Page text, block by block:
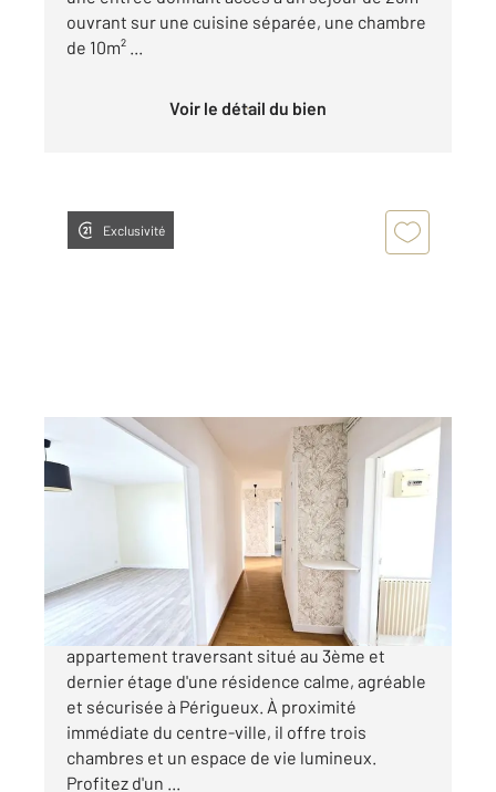
ouvrant sur une cuisine séparée, une chambre
de 10m² ...
Voir le détail du bien
Exclusivité
PERIGUEUX 24
74,80 m
, 4 pièces
Ref : 20816
Appartement F4 à vendre
125 700 €
PERIGUEUX - SECTEUR VESONE Découvrez cet
appartement traversant situé au 3ème et
dernier étage d'une résidence calme, agréable
et sécurisée à Périgueux. À proximité
immédiate du centre-ville, il offre trois
chambres et un espace de vie lumineux.
Profitez d'un ...